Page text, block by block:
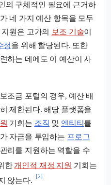
의 구체적인 필요에 근거하
네 가지 예산 항목을 모두
원은 고가의
보조 기술이
정을 위해 할당된다. 또한
하는 데에도 이 예산이 사
조금 포털의 경우, 예산 배
제한된다. 해당 플랫폼을
기회는 조직 및 엔티티 를
자금을 투입하는 프로그
리를 지원하는 역할을 수
한 개인적 재정 지원 기회는
않는다.
[2]